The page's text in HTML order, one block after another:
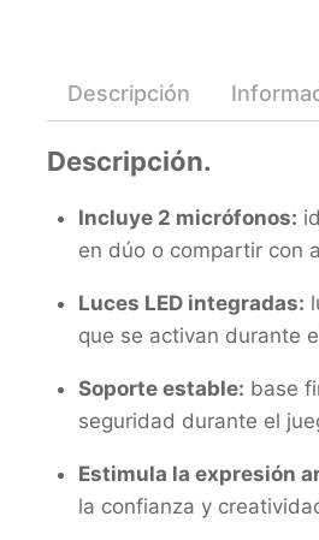
Descripción
Descripción.
Incluye 2 micrófonos:
en dúo o compartir con
Luces LED integradas:
que se activan durante
Soporte estable: base
seguridad durante el
Estimula la expresión
la confianza y